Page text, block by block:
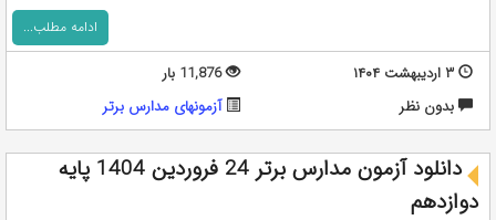
ادامه مطلب...
۳ اردیبهشت ۱۴۰۴
11,876 بار
بدون نظر
آزمونهای مدارس برتر
دانلود آزمون مدارس برتر 24 فروردین 1404 پایه
دوازدهم